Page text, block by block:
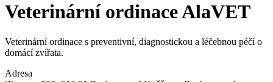
Veterinární ordinace AlaVET
Veterinární ordinace s preventivní, diagnostickou a léčebnou péčí o
domácí zvířata.
Adresa